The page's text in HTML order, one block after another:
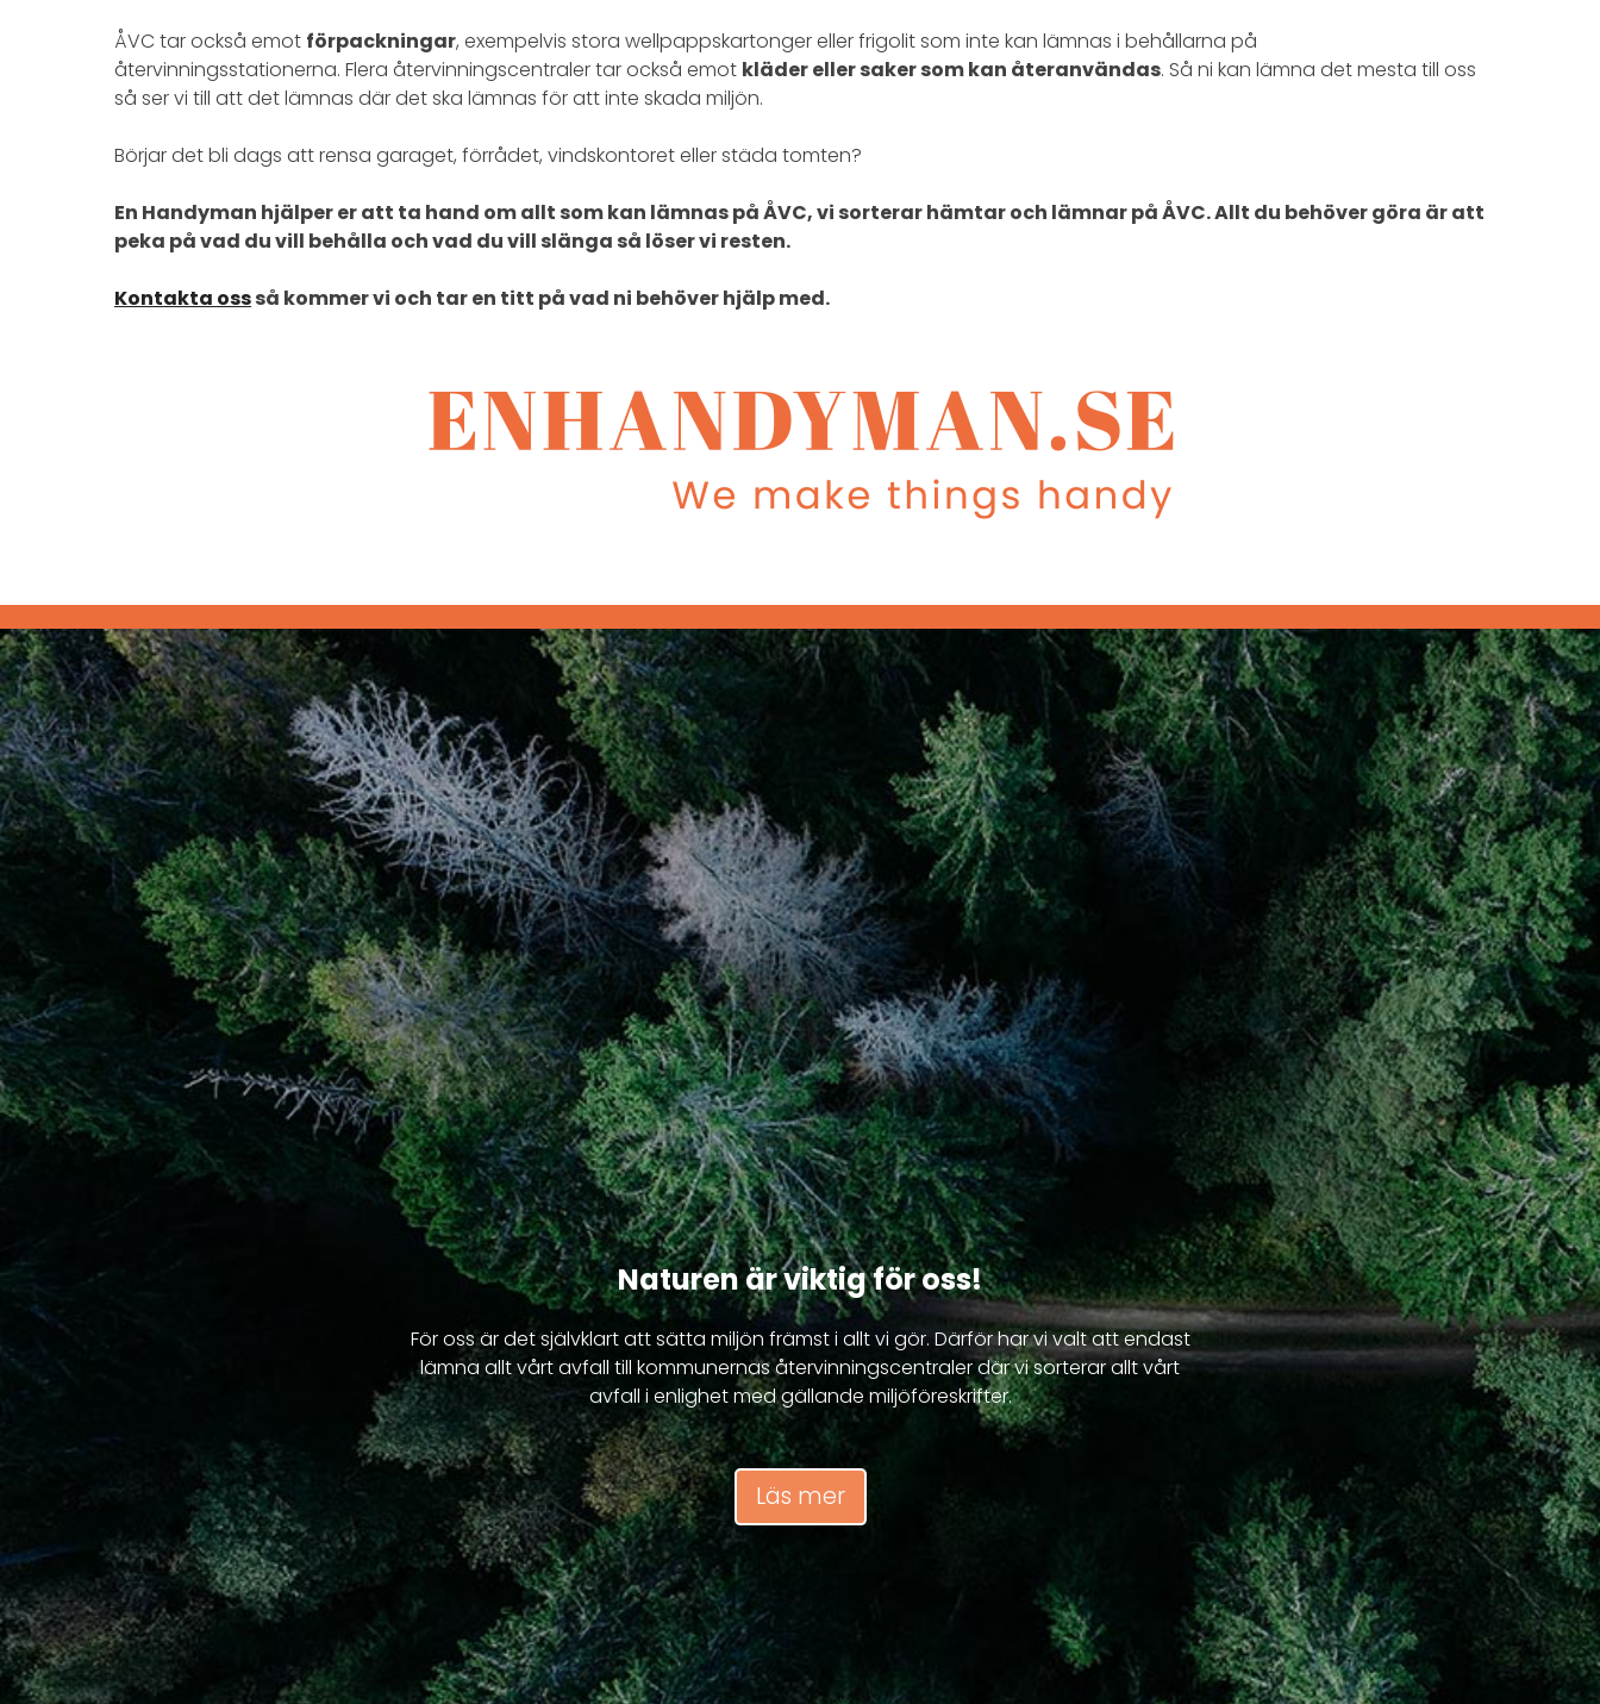
ÅVC tar också emot förpackningar, exempelvis stora wellpappskartonger eller frigolit som inte kan lämnas i behållarna på
återvinningsstationerna. Flera återvinningscentraler tar också emot kläder eller saker som kan återanvändas. Så ni kan lämna det mesta till oss
så ser vi till att det lämnas där det ska lämnas för att inte skada miljön.
Börjar det bli dags att rensa garaget, förrådet, vindskontoret eller städa tomten?
En Handyman hjälper er att ta hand om allt som kan lämnas på ÅVC, vi sorterar hämtar och lämnar på ÅVC. Allt du behöver göra är att
peka på vad du vill behålla och vad du vill slänga så löser vi resten.
Kontakta ossså kommer vi och tar en titt på vad ni behöver hjälp med.
Naturen är viktig för oss!
För oss är det självklart att sätta miljön främst i allt vi gör. Därför har vi valt att endast
lämna allt vårt avfall till kommunernas återvinningscentraler där vi sorterar allt vårt
avfall i enlighet med gällande miljöföreskrifter.
Läs mer